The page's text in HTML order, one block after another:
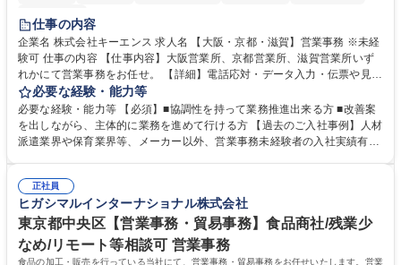
土日祝休み
仕事の内容
企業名 株式会社キーエンス 求人名 【大阪・京都・滋賀】営業事務 ※未経
験可 仕事の内容 【仕事内容】大阪営業所、京都営業所、滋賀営業所いず
れかにて営業事務をお任せ。 【詳細】電話応対・データ入力・伝票や見積
の作成・カタログ送付・来客対応・営業所内で発生する事務業務や業務改
善をお任せ。 【教育制度】ご入社後、育成担当とペアになりながらOJTに
て業務を覚えていただくことが可能です。業務システムがきちんと構築さ
れているため、スムーズに仕事に慣れることができる環境です。また、
募集職種 【大阪・京都・滋賀】営業事務 ※未経験可
必要な経験・能力等
必要な経験・能力等 【必須】■協調性を持って業務推進出来る方 ■改善案
を出しながら、主体的に業務を進めて行ける方 【過去のご入社事例】人材
派遣業界や保育業界等、メーカー以外、営業事務未経験者の入社実績有
えて、お客様や社員の状況に合わせ、能動的なサポート、改善の動きも期
待され。組織を支えるスペシャリストとして、チームに貢献し、結果的に
社員から頼られる存在になることができます。平均19:30の退勤以降の業
務の持ち帰りも禁止されており、メリハリのある働き方となります。 学
歴・資格 学歴：大学院 大学 高専 短大 語学力： 資格：
正社員
ヒガシマルインターナショナル株式会社
東京都中央区【営業事務・貿易事務】食品商社/残業少
なめ/リモート等相談可 営業事務
食品の加工・販売を行っている当社にて、営業事務・貿易事務をお任せいたします。営業